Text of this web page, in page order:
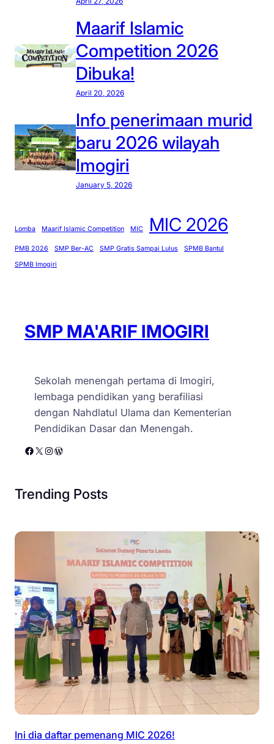
u
i
s
e
s
a
t
e
n
g
h
g
g
a
d
d
n
M
b
e
s
P
o
l
r
M
T
s
N
I
m
g
i
r
i
K
h
l
o
Maarif Islamic
Competition 2026
Dibuka!
April 20, 2026
Info penerimaan murid
baru 2026 wilayah
Imogiri
January 5, 2026
Lomba Maarif Islamic Competition MIC MIC 2026
PMB 2026 SMP Ber-AC SMP Gratis Sampai Lulus
SPMB Bantul
SPMB Imogiri
SMP MA'ARIF IMOGIRI
Sekolah menengah pertama di Imogiri,
lembaga pendidikan yang berafiliasi
dengan Nahdlatul Ulama dan Kementerian
Pendidikan Dasar dan Menengah.
Facebook X Instagram WordPress
Trending Posts
Ini dia daftar pemenang MIC 2026!